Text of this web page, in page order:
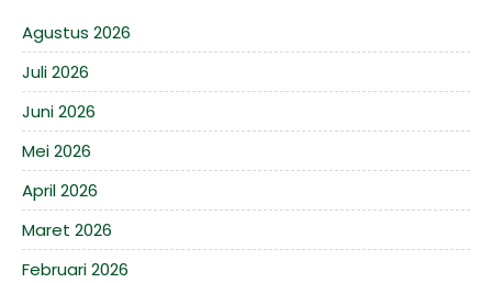
Agustus 2026
Juli 2026
Juni 2026
Mei 2026
April 2026
Maret 2026
Februari 2026